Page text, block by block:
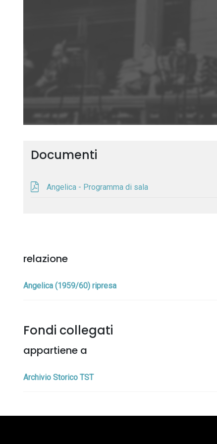
Documenti
Angelica - Programma di sala
relazione
Angelica (1959/60) ripresa
Fondi collegati
appartiene a
Archivio Storico TST